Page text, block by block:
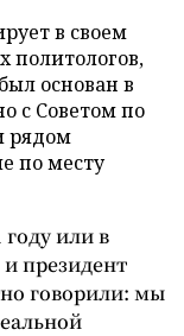
в своем
политологов,
основан в
с Советом по
рядом
по месту
или в
президент
говорили: мы